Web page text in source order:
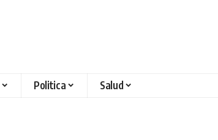
Politica Salud